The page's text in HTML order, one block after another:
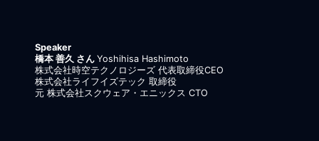
Speaker
橋本 善久 さんYoshihisa Hashimoto
株式会社時空テクノロジーズ 代表取締役CEO
株式会社ライフイズテック 取締役
元 株式会社スクウェア・エニックス CTO